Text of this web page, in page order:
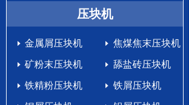
生产设备
压块机
金属屑压块机 焦煤焦末压块机
矿粉末压块机 舔盐砖压块机
铁精粉压块机 铁屑压块机